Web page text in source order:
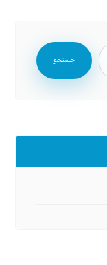
جستجو